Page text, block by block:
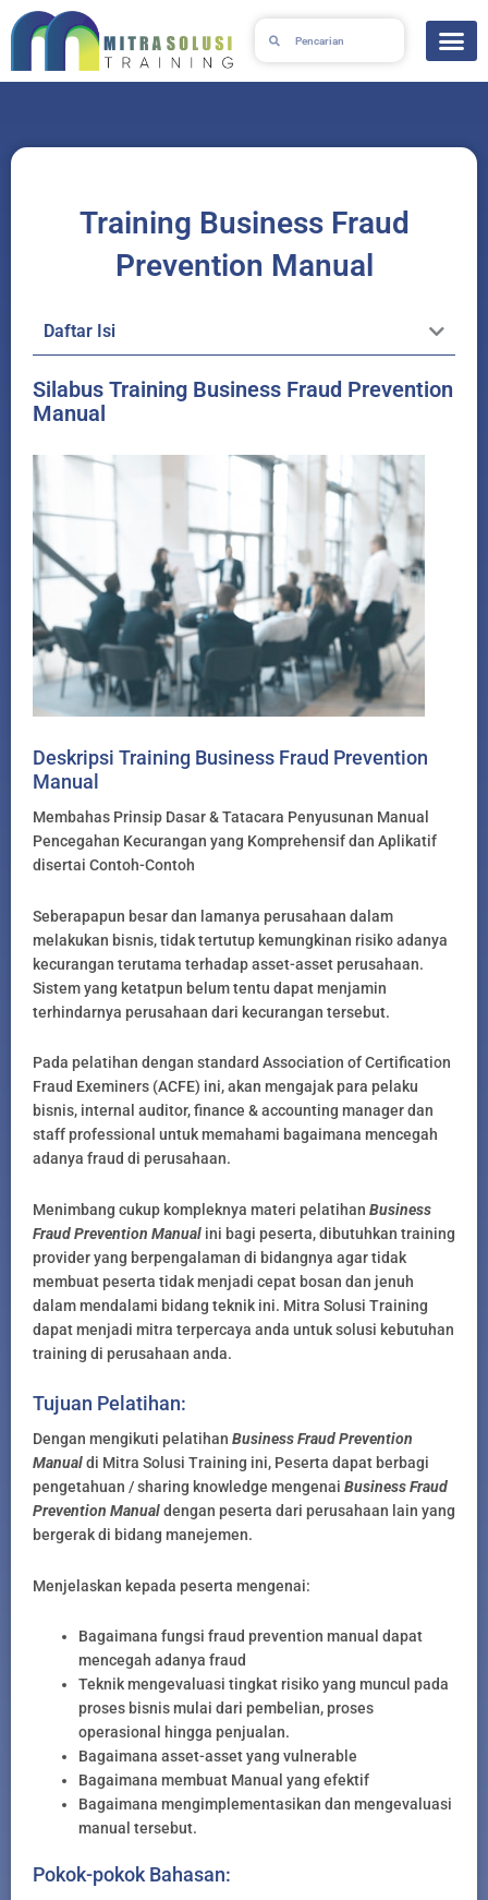
Skip
to
Training Business Fraud
Prevention Manual
Daftar Isi
Silabus Training Business Fraud Prevention
Manual
Deskripsi Training Business Fraud Prevention
Manual
Membahas Prinsip Dasar & Tatacara Penyusunan Manual
Pencegahan Kecurangan yang Komprehensif dan Aplikatif
disertai Contoh-Contoh
Seberapapun besar dan lamanya perusahaan dalam
melakukan bisnis, tidak tertutup kemungkinan risiko adanya
kecurangan terutama terhadap asset-asset perusahaan.
Sistem yang ketatpun belum tentu dapat menjamin
terhindarnya perusahaan dari kecurangan tersebut.
Pada pelatihan dengan standard Association of Certification
Fraud Exeminers (ACFE) ini, akan mengajak para pelaku
bisnis, internal auditor, finance & accounting manager dan
staff professional untuk memahami bagaimana mencegah
adanya fraud di perusahaan.
Menimbang cukup kompleknya materi pelatihan Business
Fraud Prevention Manual ini bagi peserta, dibutuhkan training
provider yang berpengalaman di bidangnya agar tidak
membuat peserta tidak menjadi cepat bosan dan jenuh
dalam mendalami bidang teknik ini. Mitra Solusi Training
dapat menjadi mitra terpercaya anda untuk solusi kebutuhan
training di perusahaan anda.
Tujuan Pelatihan:
Dengan mengikuti pelatihan Business Fraud Prevention
Manualdi Mitra Solusi Training ini, Peserta dapat berbagi
pengetahuan / sharing knowledge mengenai Business Fraud
Prevention Manualdengan peserta dari perusahaan lain yang
bergerak di bidang manejemen.
Menjelaskan kepada peserta mengenai:
Bagaimana fungsi fraud prevention manual dapat
mencegah adanya fraud
Teknik mengevaluasi tingkat risiko yang muncul pada
proses bisnis mulai dari pembelian, proses
operasional hingga penjualan.
Bagaimana asset-asset yang vulnerable
Bagaimana membuat Manual yang efektif
Bagaimana mengimplementasikan dan mengevaluasi
manual tersebut.
Pokok-pokok Bahasan: